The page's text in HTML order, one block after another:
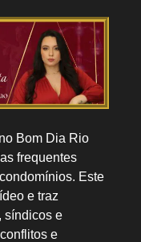
Bom Dia Rio
frequentes
Este
e traz
síndicos e
e